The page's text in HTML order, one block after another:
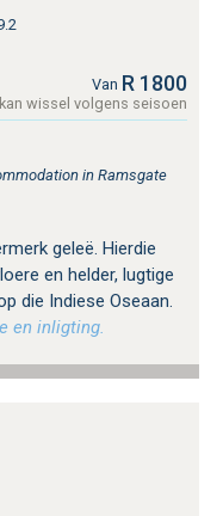
Van R 1800
wissel volgens seisoen
in Ramsgate
geleë. Hierdie
en helder, lugtige
die Indiese Oseaan.
en inligting.